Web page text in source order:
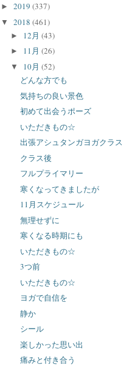
► 2019 (337)
▼ 2018 (461)
► 12月 (43)
► 11月 (26)
▼ 10月 (52)
どんな方でも
気持ちの良い景色
初めて出会うポーズ
いただきもの☆
出張アシュタンガヨガクラス
クラス後
フルプライマリー
寒くなってきましたが
11月スケジュール
無理せずに
寒くなる時期にも
いただきもの☆
3つ前
いただきもの☆
ヨガで自信を
静か
シール
楽しかった思い出
痛みと付き合う